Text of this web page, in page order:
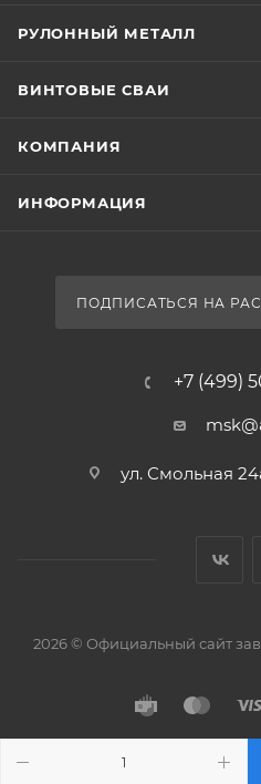
РУЛОННЫЙ МЕТАЛЛ
ВИНТОВЫЕ СВАИ
КОМПАНИЯ
ИНФОРМАЦИЯ
ПОДПИСАТЬСЯ НА
+7 (499)
ул. Смольная
2026 © Официальный сайт